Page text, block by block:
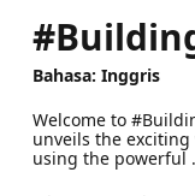
Bahasa: Inggris
Welcome to
unveils the
using the powerful